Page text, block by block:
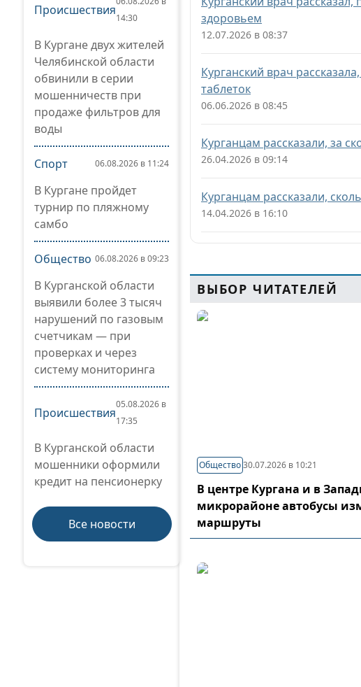
Происшествия
14:30
В Кургане двух жителей
Челябинской области
обвинили в серии
мошенничеств при
продаже фильтров для
воды
Спорт 06.08.2026 в 11:24
В Кургане пройдет
турнир по пляжному
самбо
Общество 06.08.2026 в 09:23
В Курганской области
выявили более 3 тысяч
нарушений по газовым
счетчикам — при
проверках и через
систему мониторинга
Происшествия
05.08.2026 в
17:35
В Курганской области
мошенники оформили
кредит на пенсионерку
Все новости
здоровьем
12.07.2026 в 08:37
Курганский врач
таблеток
06.06.2026 в 08:45
Курганцам рассказали, за
26.04.2026 в 09:14
Курганцам рассказали,
14.04.2026 в 16:10
ВЫБОР ЧИТАТЕЛЕЙ
Общество30.07.2026 в 10:21
В центре Кургана и в
микрорайоне автобусы
маршруты